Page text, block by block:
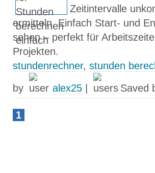
Zeitintervalle
ermitteln. Einfach Start- und
sehen – perfekt für
Projekten.
stundenrechner, stunden
by
alex25 Saved
1